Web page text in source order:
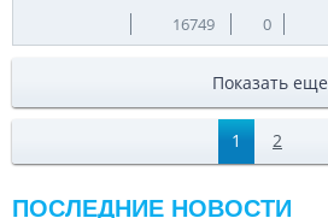
16749 0
Показать еще
1 2
ПОСЛЕДНИЕ НОВОСТИ